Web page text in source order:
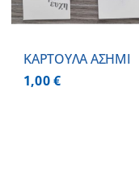
ΚΑΡΤΟΥΛΑ ΑΣΗΜΙ
1,00€